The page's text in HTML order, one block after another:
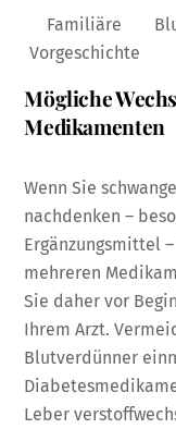
Familiäre
Vorgeschichte
Mögliche
Medikamenten
Wenn Sie
nachdenken –
Ergänzungsmittel
mehreren
Sie daher vor
Ihrem Arzt.
Blutverdünner
Leber